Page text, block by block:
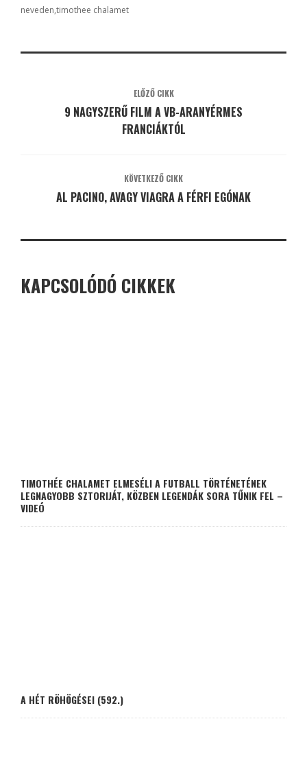
neveden timothee chalamet
ELŐZŐ CIKK
9 NAGYSZERŰ FILM A VB-ARANYÉRMES
FRANCIÁKTÓL
KÖVETKEZŐ CIKK
AL PACINO, AVAGY VIAGRA A FÉRFI EGÓNAK
KAPCSOLÓDÓ CIKKEK
TIMOTHÉE CHALAMET ELMESÉLI A FUTBALL TÖRTÉNETÉNEK
LEGNAGYOBB SZTORIJÁT, KÖZBEN LEGENDÁK SORA TŰNIK FEL –
VIDEÓ
A HÉT RÖHÖGÉSEI (592.)